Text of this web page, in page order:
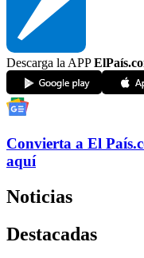
Descarga la APP
Convierta a El País
aquí
Noticias
Destacadas